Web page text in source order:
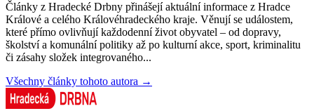
Články z Hradecké Drbny přinášejí aktuální informace z Hradce
Králové a celého Královéhradeckého kraje. Věnují se událostem,
které přímo ovlivňují každodenní život obyvatel – od dopravy,
školství a komunální politiky až po kulturní akce, sport, kriminalitu
či zásahy složek integrovaného...
Všechny články tohoto autora →